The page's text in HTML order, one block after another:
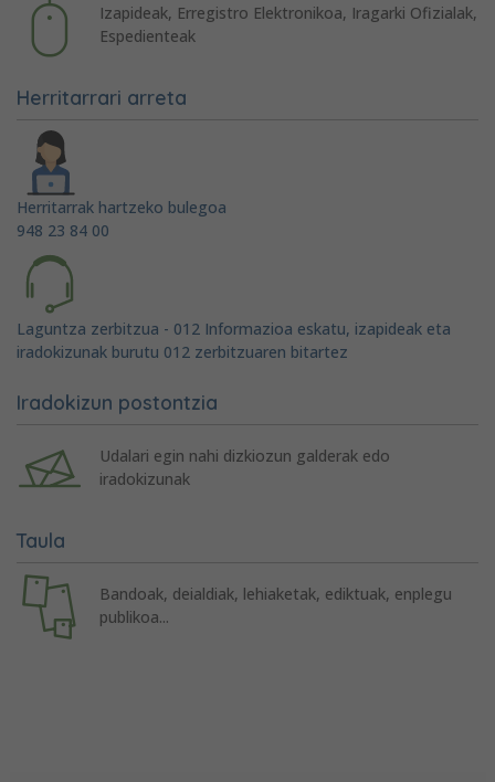
Izapideak, Erregistro Elektronikoa, Iragarki Ofizialak,
Espedienteak
Herritarrari arreta
Herritarrak hartzeko bulegoa
948 23 84 00
Laguntza zerbitzua - 012 Informazioa eskatu, izapideak eta
iradokizunak burutu 012 zerbitzuaren bitartez
Iradokizun postontzia
Udalari egin nahi dizkiozun galderak edo
iradokizunak
Taula
Bandoak, deialdiak, lehiaketak, ediktuak, enplegu
publikoa...